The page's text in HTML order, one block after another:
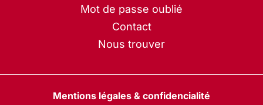
Mot de passe oublié
Contact
Nous trouver
Mentions légales & confidencialité